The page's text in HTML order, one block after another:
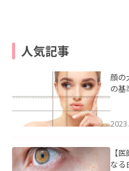
人気記事
顔の
の基
【
なる